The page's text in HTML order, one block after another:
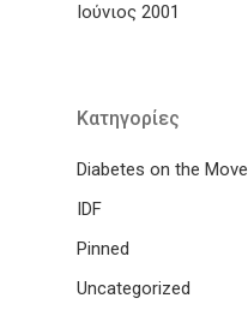
Ιούνιος 2001
Kατηγορίες
Diabetes on the Move
IDF
Pinned
Uncategorized